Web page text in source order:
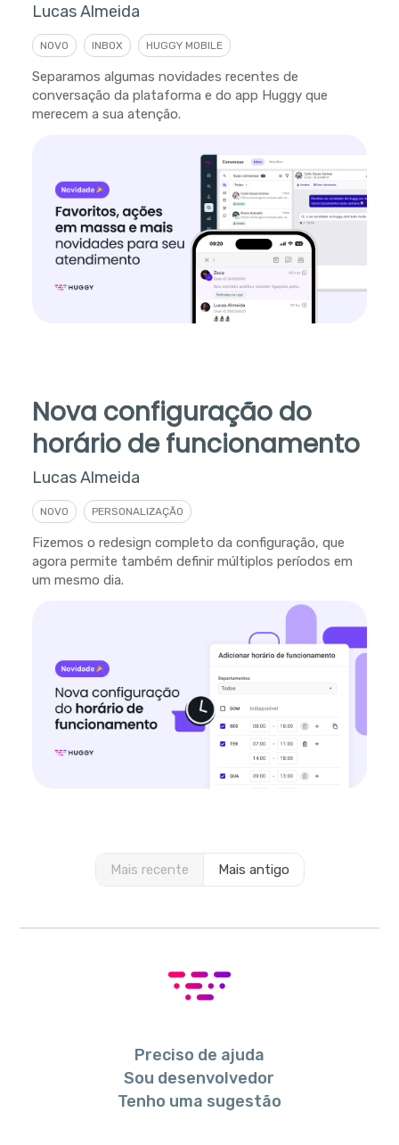
Lucas Almeida
NOVO INBOX HUGGY MOBILE
Separamos algumas novidades recentes de
conversação da plataforma e do app Huggy que
merecem a sua atenção.
Nova configuração do
horário de funcionamento
Lucas Almeida
NOVO PERSONALIZAÇÃO
Fizemos o redesign completo da configuração, que
agora permite também definir múltiplos períodos em
um mesmo dia.
Mais recente Mais antigo
Preciso de ajuda
Sou desenvolvedor
Tenho uma sugestão